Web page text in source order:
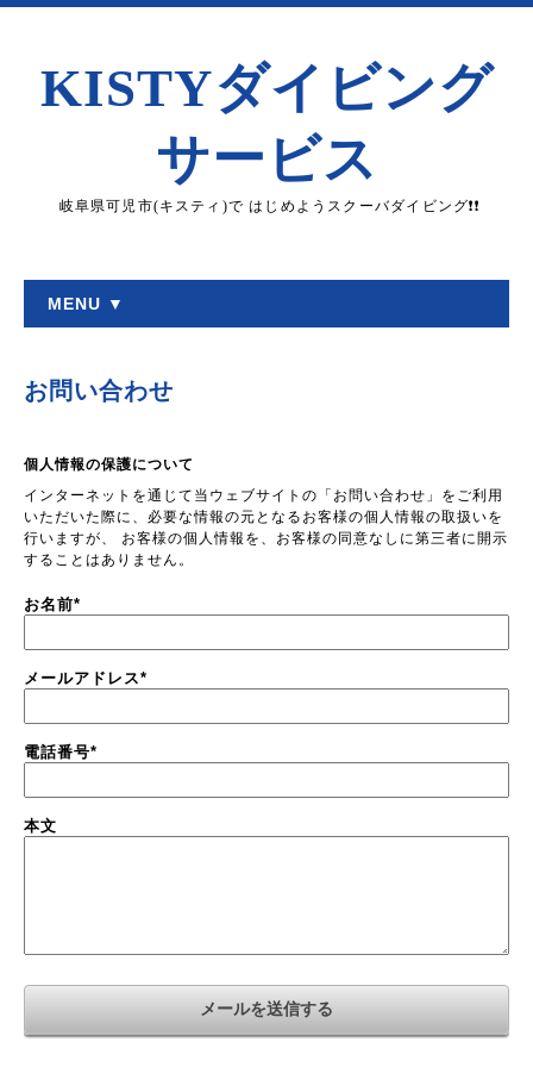
KISTYダイビング
サービス
岐阜県可児市(キスティ)で はじめようスクーバダイビング❗❗
MENU ▼
お問い合わせ
個人情報の保護について
インターネットを通じて当ウェブサイトの「お問い合わせ」をご利用
いただいた際に、必要な情報の元となるお客様の個人情報の取扱いを
行いますが、 お客様の個人情報を、お客様の同意なしに第三者に開示
することはありません。
お名前*
メールアドレス*
電話番号*
本文